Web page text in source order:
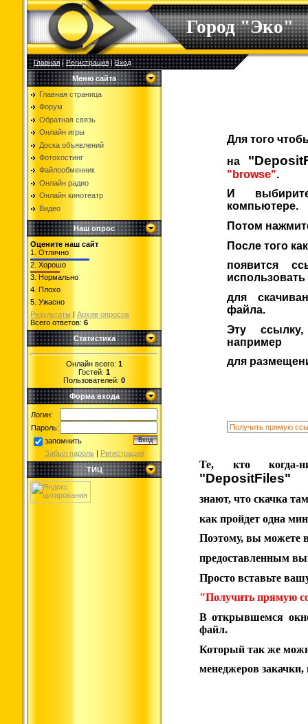
Город "Эко"
Главная|Регистрация|Вход
Меню сайта
Главная страница
Форум
Обратная связь
Онлайн игры
Доска объявлений
Фотохостинг
Файлообменник
Онлайн радио
Онлайн кинотеатр
Видео
Наш опрос
Оцените наш сайт
1. Отлично
2. Хорошо
3. Нормально
4. Плохо
5. Ужасно
Результаты | Архив опросов
Всего ответов: 6
Статистика
Онлайн всего: 1
Гостей: 1
Пользователей: 0
Форма входа
Логин:
Пароль:
запомнить
Забыл пароль | Регистрация
ТИЦ
Для того
на
"browse".
И
компьютере.
Потом
После того
появится
использовать
для
файла.
Эту
например
для
Те, кто когда-
"DepositFiles"
знают, что скачка
как пройдет одна
Поэтому, вы можете
предоставленным
Просто вставьте
"Получить прямую
В открывшемся
файл.
Который так же
менеджеров